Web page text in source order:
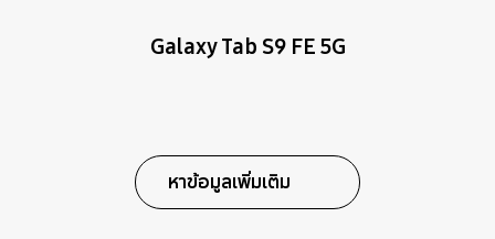
Galaxy Tab S9 FE 5G
หาข้อมูลเพิ่มเติม